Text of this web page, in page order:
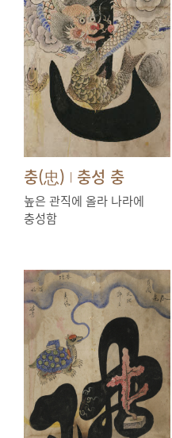
충(忠) | 충성 충
높은 관직에 올라 나라에
충성함